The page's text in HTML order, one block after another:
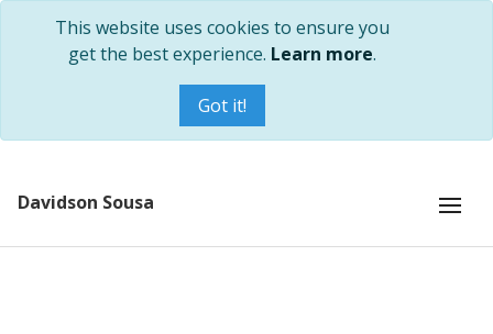
This website uses cookies to ensure you
get the best experience. Learn more.
Got it!
Davidson Sousa